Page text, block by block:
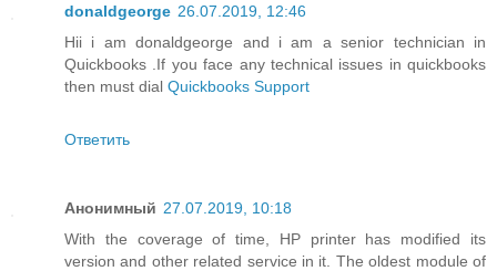
donaldgeorge 26.07.2019, 12:46
Hii i am donaldgeorge and i am a senior technician in
Quickbooks .If you face any technical issues in quickbooks
then must dial Quickbooks Support
Ответить
Анонимный 27.07.2019, 10:18
With the coverage of time, HP printer has modified its
version and other related service in it. The oldest module of